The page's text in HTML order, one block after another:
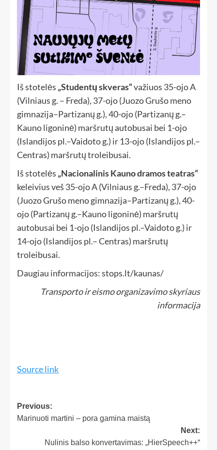
Iš stotelės „Studentų skveras“važiuos 35-ojo A
(Vilniaus g. – Freda), 37-ojo (Juozo Grušo meno
gimnazija–Partizanų g.), 40-ojo (Partizanų g.–
Kauno ligoninė) maršrutų autobusai bei 1-ojo
(Islandijos pl.–Vaidoto g.) ir 13-ojo (Islandijos pl.–
Centras) maršrutų troleibusai.
Iš stotelės „Nacionalinis Kauno dramos teatras“
keleivius veš 35-ojo A (Vilniaus g.–Freda), 37-ojo
(Juozo Grušo meno gimnazija–Partizanų g.), 40-
ojo (Partizanų g.–Kauno ligoninė) maršrutų
autobusai bei 1-ojo (Islandijos pl.–Vaidoto g.) ir
14-ojo (Islandijos pl.– Centras) maršrutų
troleibusai.
Daugiau informacijos: stops.lt/kaunas/
Transporto ir eismo organizavimo skyriaus
informacija
Source link
Previous:
Marinuoti martini – pora gamina maistą
Next:
Nulinis balso konvertavimas: „HierSpeech++“